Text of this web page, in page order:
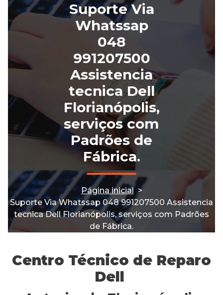
Suporte Via
Whatssap
048
991207500
Assistencia
tecnica Dell
Florianópolis,
serviços com
Padrões de
Fábrica.
Página inicial>
Suporte Via Whatssap 048 991207500 Assistencia
tecnica Dell Florianópolis, serviços com Padrões
de Fábrica.
Centro Técnico de Reparo
Dell